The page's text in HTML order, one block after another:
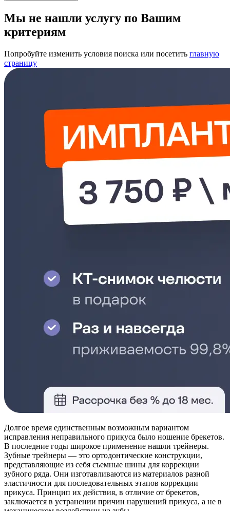
Мы не нашли услугу по Вашим
критериям
Попробуйте изменить условия поиска или посетить главную
страницу
Долгое время единственным возможным вариантом
исправления неправильного прикуса было ношение брекетов.
В последние годы широкое применение нашли трейнеры.
Зубные трейнеры — это ортодонтические конструкции,
представляющие из себя съемные шины для коррекции
зубного ряда. Они изготавливаются из материалов разной
эластичности для последовательных этапов коррекции
прикуса. Принцип их действия, в отличие от брекетов,
заключается в устранении причин нарушений прикуса, а не в